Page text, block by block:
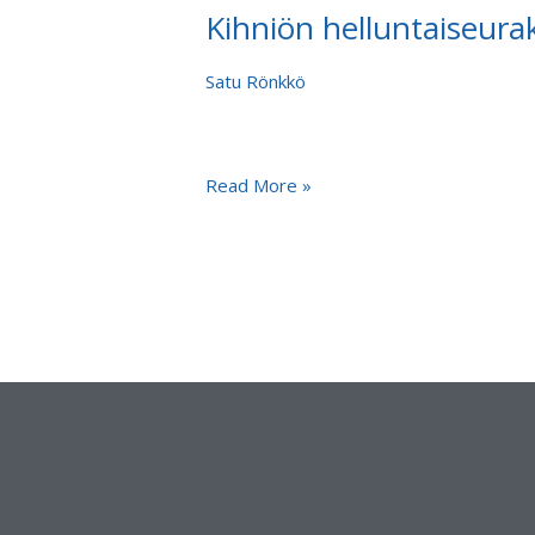
Kihniön
Satu Rönkkö
Kihniön
Tauno
Read More »